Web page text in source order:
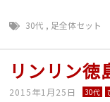
30代 , 足全体セット
リンリン
2015年1月25日 30代